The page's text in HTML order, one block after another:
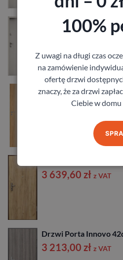
Drzwi Gerda
2 029,32 zł
Drzwi DRE Enter
883,44zł z VAT
3 639,60 zł z VAT
Drzwi Porta Innovo
3 213,00 zł z VAT
100%
Z uwagi na długi czas
na zamówienie
ofertę drzwi
znaczy, że za drzwi
Ciebie w domu